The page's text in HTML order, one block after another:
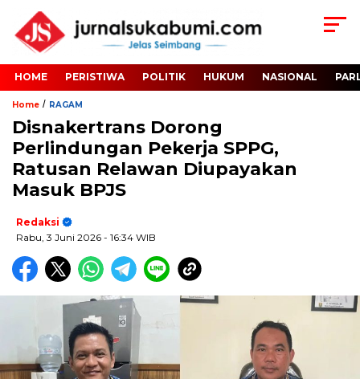
HOME PERISTIWA POLITIK HUKUM NASIONAL
Home / RAGAM
Disnakertrans Dorong
Perlindungan Pekerja SPPG,
Ratusan Relawan Diupayakan
Masuk BPJS
Redaksi
Rabu, 3 Juni 2026 - 16:34 WIB